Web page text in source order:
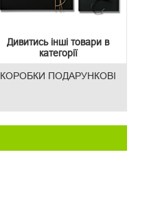
Дивитись інші товари в
категорії
КОРОБКИ ПОДАРУНКОВІ